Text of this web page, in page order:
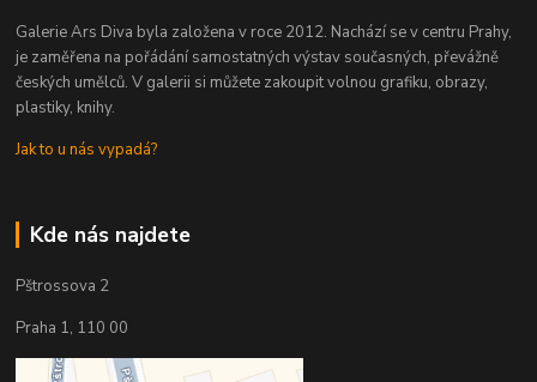
Galerie Ars Diva byla založena v roce 2012. Nachází se v centru Prahy,
je zaměřena na pořádání samostatných výstav současných, převážně
českých umělců. V galerii si můžete zakoupit volnou grafiku, obrazy,
plastiky, knihy.
Jak to u nás vypadá?
Kde nás najdete
Pštrossova 2
Praha 1, 110 00